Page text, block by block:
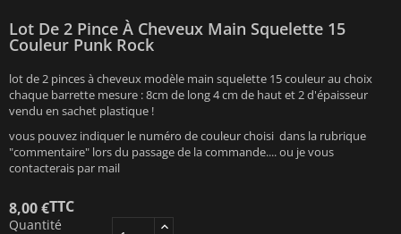
Lot De 2 Pince À Cheveux Main Squelette 15
Couleur Punk Rock
lot de 2 pinces à cheveux modèle main squelette 15 couleur au choix
chaque barrette mesure : 8cm de long 4 cm de haut et 2 d'épaisseur
vendu en sachet plastique !
vous pouvez indiquer le numéro de couleur choisi dans la rubrique
"commentaire" lors du passage de la commande.... ou je vous
contacterais par mail
8,00 €TTC
Quantité